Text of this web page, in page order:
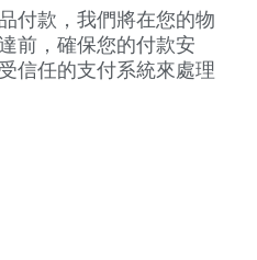
付款，我們將在您的物
前，確保您的付款安
信任的支付系統來處理